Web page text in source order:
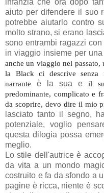
infanzia che ora dopo
aiuto per difendere il suo
potrebbe aiutarlo contro
molto strano, si erano
sono entrambi ragazzi
in viaggio insieme per
anche un viaggio nel
la Black ci descrive senza
narrante è la sua e il
predominante, complicato e
da scoprire, devo dire il mio
lasciato tanto il segno,
potenziale, voglio
questa dilogia possa
meglio.
Lo stile dell'autrice è
da vita a un mondo
costruito e fa da sfondo a
pagine è ricca, niente è